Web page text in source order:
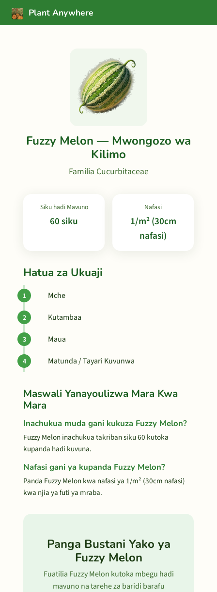
Plant Anywhere
Fuzzy Melon — Mwongozo wa
Kilimo
Familia Cucurbitaceae
Siku hadi Mavuno
60 siku
Nafasi
1/m² (30cm
nafasi)
Hatua za Ukuaji
Mche
Kutambaa
Maua
Matunda / Tayari Kuvunwa
Maswali Yanayoulizwa Mara Kwa
Mara
Inachukua muda gani kukuza Fuzzy Melon?
Fuzzy Melon inachukua takriban siku 60 kutoka
kupanda hadi kuvuna.
Nafasi gani ya kupanda Fuzzy Melon?
Panda Fuzzy Melon kwa nafasi ya 1/m² (30cm nafasi)
kwa njia ya futi ya mraba.
Panga Bustani Yako ya
Fuzzy Melon
Fuatilia Fuzzy Melon kutoka mbegu hadi
mavuno na tarehe za baridi barafu